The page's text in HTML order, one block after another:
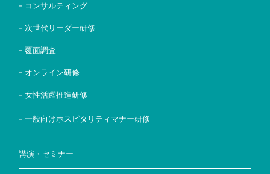
- コンサルティング
- 次世代リーダー研修
- 覆面調査
- オンライン研修
- 女性活躍推進研修
- 一般向けホスピタリティマナー研修
講演・セミナー